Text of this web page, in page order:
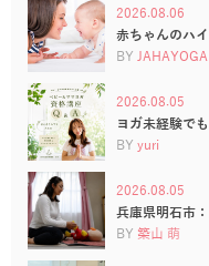
2026.08.06
赤ちゃんのハ
BY JAHAYOGA
2026.08.05
ヨガ未経験で
BY yuri
2026.08.05
兵庫県明石市
BY 築山 萌